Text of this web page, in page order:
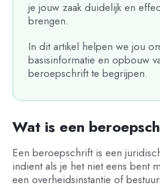
je jouw zaak duidelijk en
brengen.
In dit artikel helpen we jou
basisinformatie en opbouw
beroepschrift te begrijpen.
Wat is een
Een beroepschrift is een
indient als je het niet eens bent
een overheidsinstantie of